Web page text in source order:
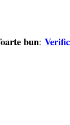
bun: